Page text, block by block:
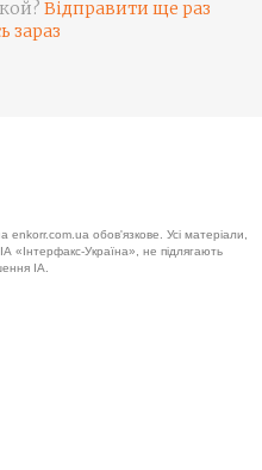
Відправити ще раз
зараз
enkorr.com.ua обов'язкове. Усі матеріали,
«Інтерфакс-Україна», не підлягають
ІА.